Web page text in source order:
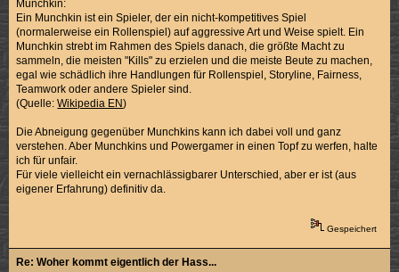
Munchkin:
Ein Munchkin ist ein Spieler, der ein nicht-kompetitives Spiel
(normalerweise ein Rollenspiel) auf aggressive Art und Weise spielt. Ein
Munchkin strebt im Rahmen des Spiels danach, die größte Macht zu
sammeln, die meisten "Kills" zu erzielen und die meiste Beute zu machen,
egal wie schädlich ihre Handlungen für Rollenspiel, Storyline, Fairness,
Teamwork oder andere Spieler sind.
(Quelle:Wikipedia EN)
Die Abneigung gegenüber Munchkins kann ich dabei voll und ganz
verstehen. Aber Munchkins und Powergamer in einen Topf zu werfen, halte
ich für unfair.
Für viele vielleicht ein vernachlässigbarer Unterschied, aber er ist (aus
eigener Erfahrung) definitiv da.
Gespeichert
Re: Woher kommt eigentlich der Hass...